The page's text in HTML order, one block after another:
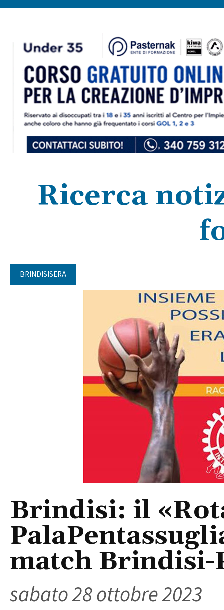
Ricerca
BRINDISISERA
Brindisi: il
match Brindisi-
sabato 28 ottobre 2023